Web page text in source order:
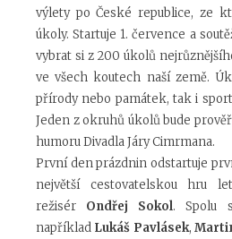
výlety po České republice, ze
úkoly. Startuje 1. července a
vybrat si z 200 úkolů
ve všech koutech naší země.
přírody nebo památek, tak i
Jeden z okruhů úkolů bude
humoru Divadla Járy Cimrmana.
První den prázdnin odstartuje
největší cestovatelskou hru
režisér
Ondřej Sokol. Spolu
například Lukáš Pavlásek,